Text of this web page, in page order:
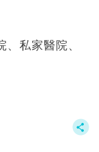
私家醫院、